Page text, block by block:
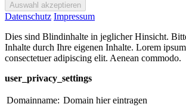
Datenschutz Impressum
Dies sind Blindinhalte in jeglicher Hinsicht.
Inhalte durch Ihre eigenen Inhalte. Lorem
consectetuer adipiscing elit. Aenean commodo.
user_privacy_settings
Domainname: Domain hier eintragen